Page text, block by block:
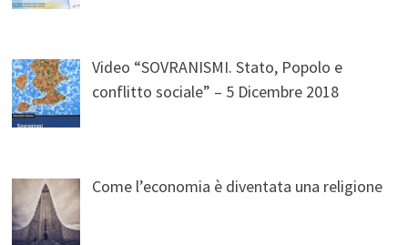
Video “SOVRANISMI. Stato, Popolo e
conflitto sociale” – 5 Dicembre 2018
Come l’economia è diventata una religione